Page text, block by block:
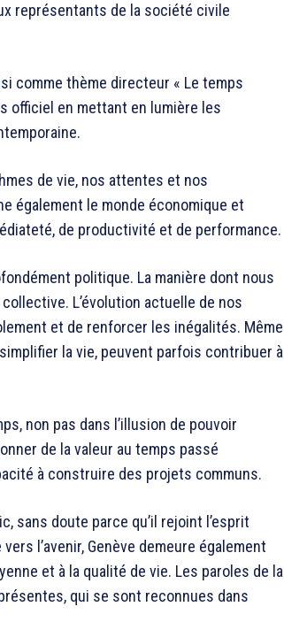
représentants de la société civile
comme thème directeur « Le temps
officiel en mettant en lumière les
de vie, nos attentes et nos
également le monde économique et
de productivité et de performance.
politique. La manière dont nous
L’évolution actuelle de nos
et de renforcer les inégalités. Même
la vie, peuvent parfois contribuer à
non pas dans l’illusion de pouvoir
de la valeur au temps passé
à construire des projets communs.
sans doute parce qu’il rejoint l’esprit
l’avenir, Genève demeure également
et à la qualité de vie. Les paroles de la
qui se sont reconnues dans